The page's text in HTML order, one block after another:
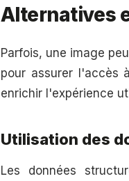
Alternatives
Parfois, une image
pour assurer l'accès
enrichir l'expérience
Utilisation des
Les données